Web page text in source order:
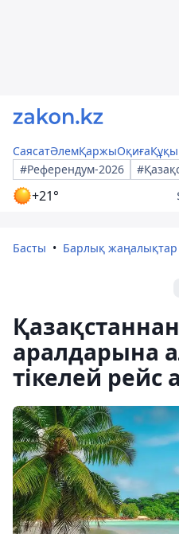
СаясатӘлемҚаржыОқиға
#Референдум-2026
+21°
Басты Барлық жаңалықтар
аралдарына
тікелей